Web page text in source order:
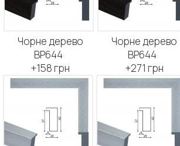
Чорне дерево
BP644
+158 грн
Чорне дерево
BP644
+271 грн